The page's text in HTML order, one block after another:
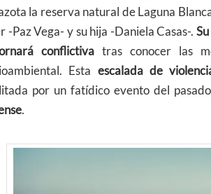
la reserva natural de Laguna
-Paz Vega- y su hija -Daniela Casas-.
conflictivatras conocer las
Esta escalada de
por un fatídico evento del
.